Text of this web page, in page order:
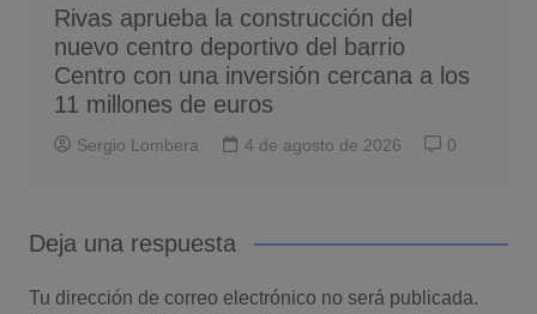
Rivas aprueba la construcción del
nuevo centro deportivo del barrio
Centro con una inversión cercana a los
11 millones de euros
Sergio Lombera 4 de agosto de 2026 0
Deja una respuesta
Tu dirección de correo electrónico no será publicada.